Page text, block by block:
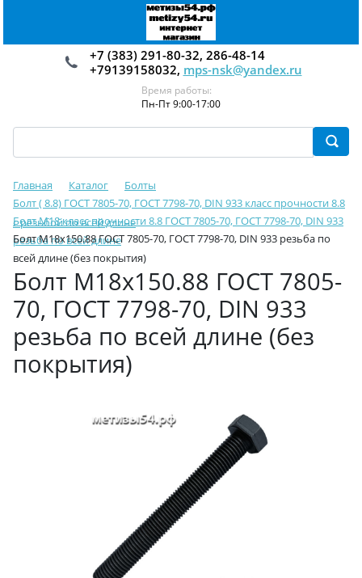
+7 (383) 291-80-32, 286-48-14
+79139158032, mps-nsk@yandex.ru
Время работы:
Пн-Пт 9:00-17:00
Главная Каталог
Болты
Болт ( 8.8) ГОСТ 7805-70, ГОСТ 7798-70, DIN 933 класс прочности 8.8
с резьбой по всей длине
Болт М18 класс прочности 8.8 ГОСТ 7805-70, ГОСТ 7798-70, DIN 933
резьба по всей длине
Болт М18х150.88 ГОСТ 7805-70, ГОСТ 7798-70, DIN 933 резьба по
всей длине (без покрытия)
Болт М18х150.88 ГОСТ 7805-
70, ГОСТ 7798-70, DIN 933
резьба по всей длине (без
покрытия)